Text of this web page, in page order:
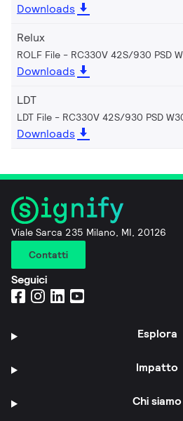
Downloads
Relux
ROLF File - RC330V 42S/930 PSD
Downloads
LDT
LDT File - RC330V 42S/930 PSD
Downloads
Viale Sarca 235 Milano, MI, 20126
Contatti
Seguici
Esplora
Impatto
Chi siamo